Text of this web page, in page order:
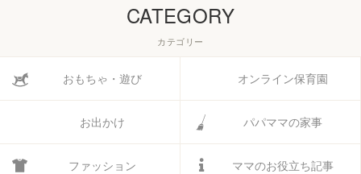
CATEGORY
カテゴリー
おもちゃ・遊び オンライン保育園
お出かけ パパママの家事
ファッション ママのお役立ち記事